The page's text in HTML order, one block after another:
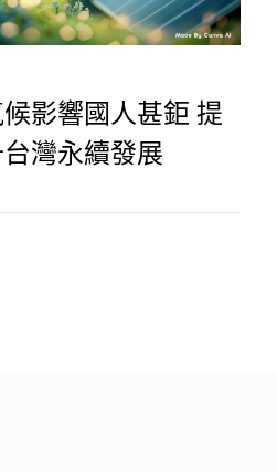
影響國人甚鉅 提
灣永續發展